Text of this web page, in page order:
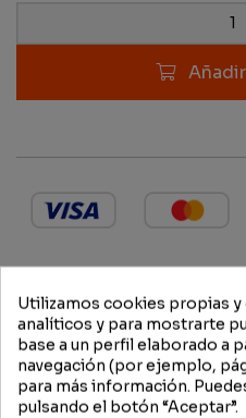
DIENTES DOBLES
Utilizamos cookies propias
analíticos y para mostrarte
base a un perfil elaborado a
navegación (por ejemplo,
para más información.
pulsando el botón “Aceptar”.